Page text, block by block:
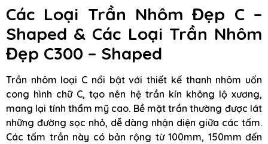
Các Loại Trần Nhôm Đẹp C –
Shaped & Các Loại Trần Nhôm
Đẹp C300 – Shaped
Trần nhôm loại C nổi bật với thiết kế thanh nhôm uốn
cong hình chữ C, tạo nên hệ trần kín không lộ xương,
mang lại tính thẩm mỹ cao. Bề mặt trần thường được lát
những đường sọc nhỏ, dễ dàng nhận diện giữa các tấm.
Các tấm trần này có bản rộng từ 100mm, 150mm đến